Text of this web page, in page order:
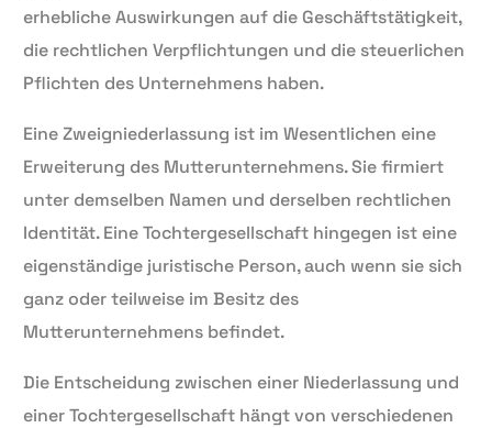
erhebliche Auswirkungen auf die Geschäftstätigkeit,
die rechtlichen Verpflichtungen und die steuerlichen
Pflichten des Unternehmens haben.
Eine Zweigniederlassung ist im Wesentlichen eine
Erweiterung des Mutterunternehmens. Sie firmiert
unter demselben Namen und derselben rechtlichen
Identität. Eine Tochtergesellschaft hingegen ist eine
eigenständige juristische Person, auch wenn sie sich
ganz oder teilweise im Besitz des
Mutterunternehmens befindet.
Die Entscheidung zwischen einer Niederlassung und
einer Tochtergesellschaft hängt von verschiedenen